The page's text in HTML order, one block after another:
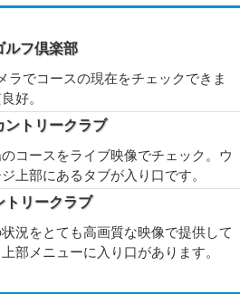
ルフ倶楽部
ラでコースの現在をチェックできま
好。
ントリークラブ
コースをライブ映像でチェック。ウ
上部にあるタブが入り口です。
トリークラブ
況をとても高画質な映像で提供して
部メニューに入り口があります。